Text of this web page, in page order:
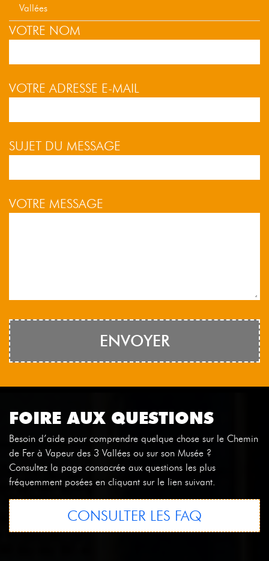
Vallées
VOTRE NOM
VOTRE ADRESSE E-MAIL
SUJET DU MESSAGE
VOTRE MESSAGE
FOIRE AUX QUESTIONS
Besoin d’aide pour comprendre quelque chose sur le Chemin
de Fer à Vapeur des 3 Vallées ou sur son Musée ?
Consultez la page consacrée aux questions les plus
fréquemment posées en cliquant sur le lien suivant.
CONSULTER LES FAQ